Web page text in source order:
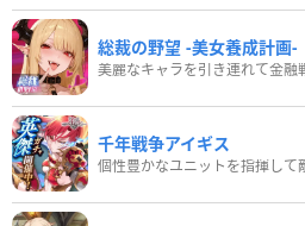
総裁の野望 -美女養成計画-
美麗なキャラを引き連れて金融
千年戦争アイギス
個性豊かなユニットを指揮して